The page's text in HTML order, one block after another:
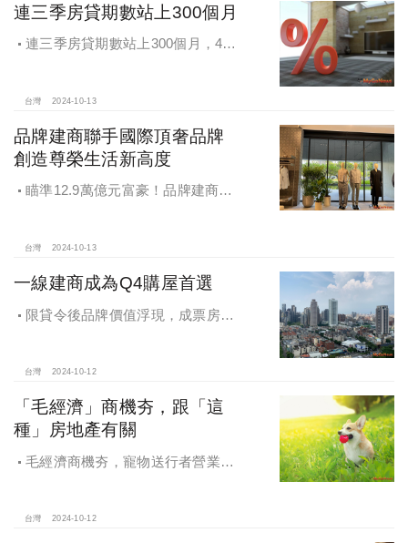
連三季房貸期數站上300個月
連三季房貸期數站上300個月，4都
台灣 2024-10-13
品牌建商聯手國際頂奢品牌
創造尊榮生活新高度
瞄準12.9萬億元富豪！品牌建商聯
台灣 2024-10-13
一線建商成為Q4購屋首選
限貸令後品牌價值浮現，成票房保
台灣 2024-10-12
「毛經濟」商機夯，跟「這
種」房地產有關
毛經濟商機夯，寵物送行者營業額
台灣 2024-10-12